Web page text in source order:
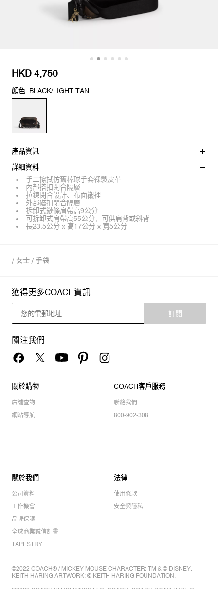
HKD 4,750
顏色: BLACK/LIGHT TAN
產品資訊
詳細資料
手工擦拭仿舊棒球手套鞣製皮革
內部搭扣閉合隔層
拉鍊閉合設計、布面襯裡
外部磁扣閉合隔層
拆卸式鏈條肩帶高9公分
可拆卸式肩帶高55公分，可供肩背或斜背
長23.5公分 x 高17公分 x 寬5公分
/ 女士 / 手袋
獲得更多COACH資訊
訂閱
關注我們
關於購物
店舖查詢
網站導航
COACH客戶服務
聯絡我們
800-902-308
關於我們
公司資料
工作機會
品牌保護
全球商業誠信計畫
TAPESTRY
法律
使用條款
安全與隱私
©2022 COACH® / MICKEY MOUSE CHARACTER: TM & © DISNEY.
KEITH HARING ARTWORK: © KEITH HARING FOUNDATION.
©2022 COACH IP HOLDINGS LLC. COACH, COACH SIGNATURE C